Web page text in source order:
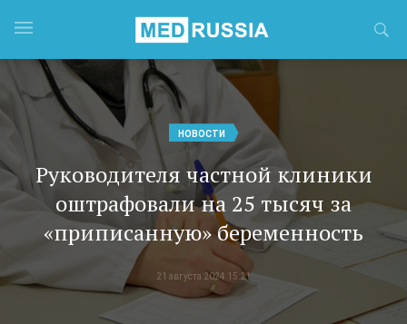
НОВОСТИ
Руководителя частной клиники
оштрафовали на 25 тысяч за
«приписанную» беременность
21 августа 2024 15:21